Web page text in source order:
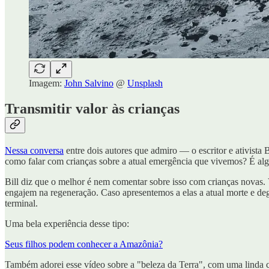
Imagem: John Salvino @ Unsplash
Transmitir valor às crianças
Nessa conversa entre dois autores que admiro — o escritor e
como falar com crianças sobre a atual emergência que vivemos? É
Bill diz que o melhor é nem comentar sobre isso com crianças
engajem na regeneração. Caso apresentemos a elas a atual morte e
terminal.
Uma bela experiência desse tipo:
Seus filhos podem conhecer a Amazônia?
Também adorei esse vídeo sobre a "beleza da Terra", com uma linda